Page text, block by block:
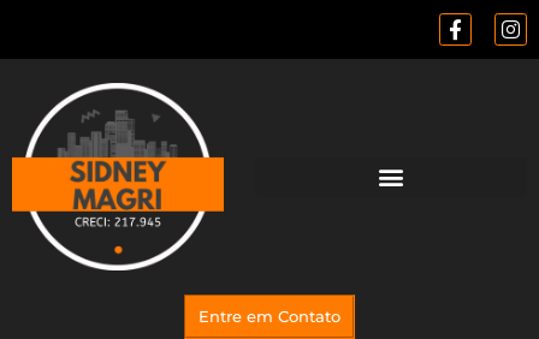
Entre em Contato